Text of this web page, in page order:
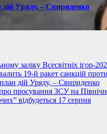
дій Уряду, – Свириденко
заліку Всесвітніх ігор-
19-й ракет санкцій
дій Уряду, – Свириденко
просування ЗСУ на
відбудеться 17 серпня